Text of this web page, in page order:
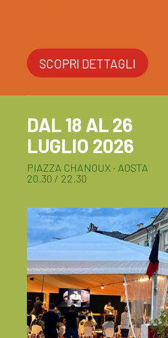
SCOPRI DETTAGLI
DAL 18 AL 26
LUGLIO 2026
PIAZZA CHANOUX · AOSTA
20.30 / 22.30